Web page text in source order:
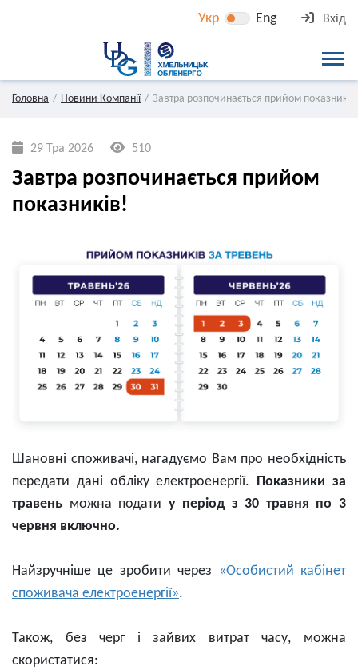
Укр Eng Вхід
Головна Новини Компанії Завтра розпочинається прийом
29 Тра 2026 510
Завтра розпочинається прийом
показників!
Шановні споживачі, нагадуємо Вам про необхідність
передати дані обліку електроенергії. Показники за
травень можна подати у період з 30 травня по 3
червня включно.
Найзручніше це зробити через
«Особистий кабінет
споживача електроенергії».
Також, без черг і зайвих витрат часу, можна
скористатися: